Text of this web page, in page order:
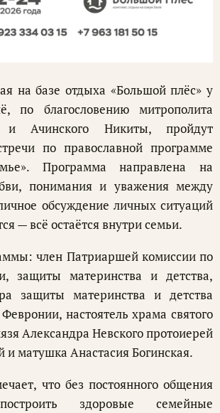
на базе отдыха «Большой плёс» у
по благословению митрополита
и Ачинского Никиты, пройдут
по православной программе
Программа направлена на
понимания и уважения между
обсуждение личных ситуаций
— всё остаётся внутри семьи.
член Патриаршей комиссии по
защиты материнства и детства,
защиты материнства и детства
настоятель храма святого
Александра Невского протоиерей
и матушка Анастасия Богинская.
что без постоянного общения
здоровые семейные